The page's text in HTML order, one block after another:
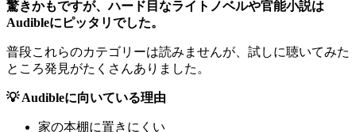
驚きかもですが、ハード目なライトノベルや官能小説は
Audibleにピッタリでした。
普段これらのカテゴリーは読みませんが、試しに聴いてみた
ところ発見がたくさんありました。
💡 Audibleに向いている理由
家の本棚に置きにくい